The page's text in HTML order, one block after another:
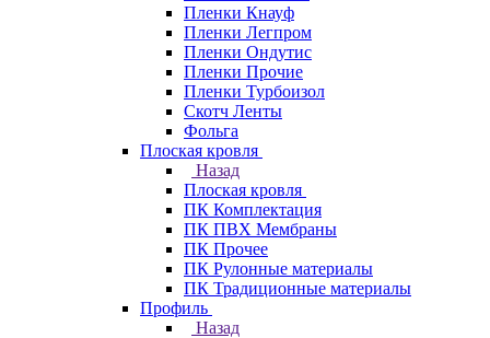
Пленки Кнауф
Пленки Легпром
Пленки Ондутис
Пленки Прочие
Пленки Турбоизол
Скотч Ленты
Фольга
Плоская кровля
Назад
Плоская кровля
ПК Комплектация
ПК ПВХ Мембраны
ПК Прочее
ПК Рулонные материалы
ПК Традиционные материалы
Профиль
Назад